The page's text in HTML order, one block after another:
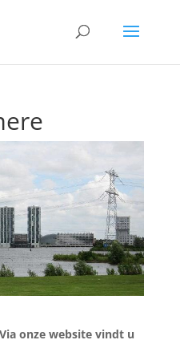
onze website vindt u